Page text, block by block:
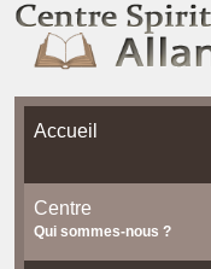
Accueil
Centre
Qui sommes-nous ?